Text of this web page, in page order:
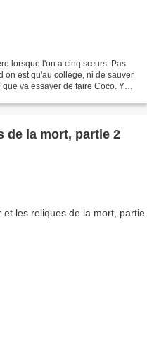
lorsque l'on a cinq sœurs. Pas
on est qu'au collège, ni de sauver
va essayer de faire Coco. Y
de la mort, partie 2